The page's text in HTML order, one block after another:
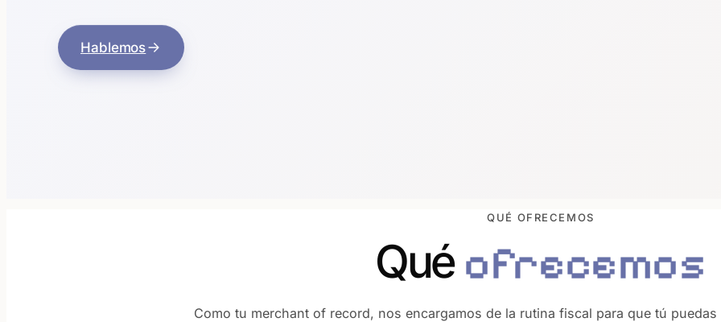
Hablemos
QUÉ OFRECEMOS
Quéofrecemos
Como tu merchant of record, nos encargamos de la rutina fiscal para que tú